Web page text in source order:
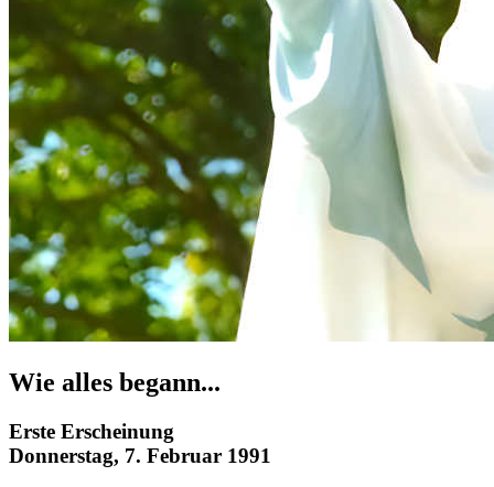
Wie alles begann...
Erste Erscheinung
Donnerstag, 7. Februar 1991